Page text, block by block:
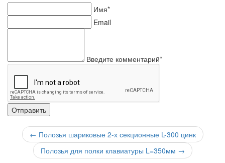
Имя*
Email
Введите комментарий*
← Полозья шариковые 2-х секционные L-300 цинк
Полозья для полки клавиатуры L=350мм →